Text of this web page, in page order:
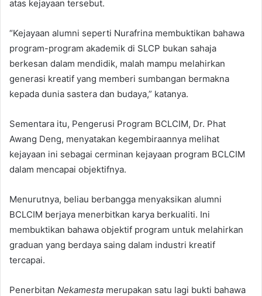
atas kejayaan tersebut.
“Kejayaan alumni seperti Nurafrina membuktikan bahawa
program-program akademik di SLCP bukan sahaja
berkesan dalam mendidik, malah mampu melahirkan
generasi kreatif yang memberi sumbangan bermakna
kepada dunia sastera dan budaya,” katanya.
Sementara itu, Pengerusi Program BCLCIM, Dr. Phat
Awang Deng, menyatakan kegembiraannya melihat
kejayaan ini sebagai cerminan kejayaan program BCLCIM
dalam mencapai objektifnya.
Menurutnya, beliau berbangga menyaksikan alumni
BCLCIM berjaya menerbitkan karya berkualiti. Ini
membuktikan bahawa objektif program untuk melahirkan
graduan yang berdaya saing dalam industri kreatif
tercapai.
Penerbitan Nekamesta merupakan satu lagi bukti bahawa